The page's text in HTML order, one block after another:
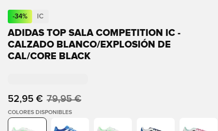
-34% IC
ADIDAS TOP SALA COMPETITION IC -
CALZADO BLANCO/EXPLOSIÓN DE
CAL/CORE BLACK
52,95 € 79,95 €
COLORES DISPONIBLES